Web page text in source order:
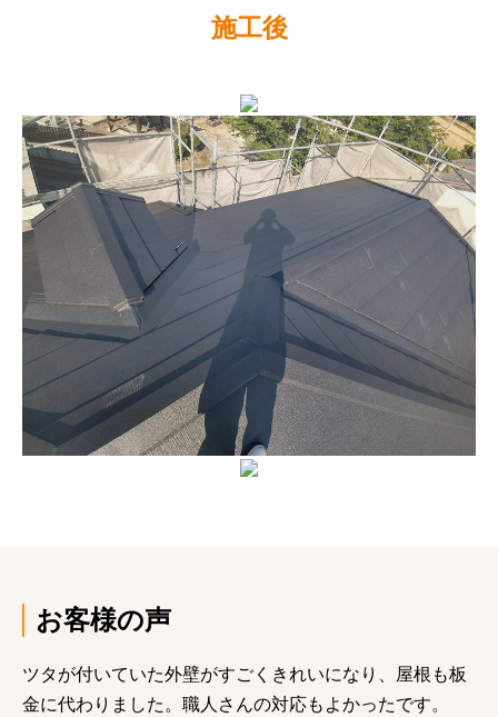
施工後
お客様の声
ツタが付いていた外壁がすごくきれいになり、屋根も板
金に代わりました。職人さんの対応もよかったです。